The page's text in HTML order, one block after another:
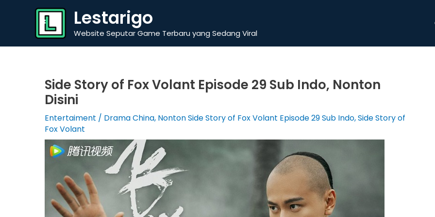
Lestarigo
Website Seputar Game Terbaru yang Sedang Viral
Side Story of Fox Volant Episode 29 Sub Indo, Nonton
Disini
Entertaiment / Drama China, Nonton Side Story of Fox Volant Episode 29 Sub Indo,Side Story of
Fox Volant